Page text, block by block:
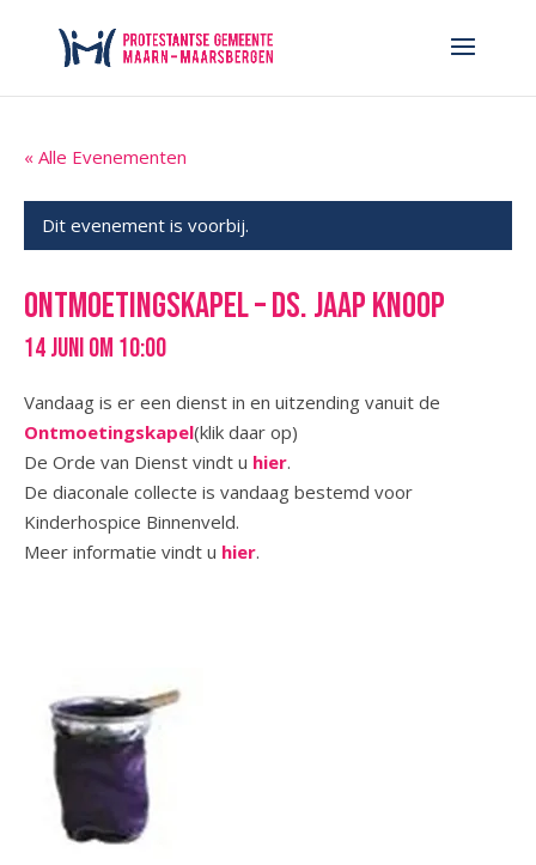
« Alle Evenementen
Dit evenement is voorbij.
Ontmoetingskapel – ds. Jaap Knoop
14 juni om 10:00
Vandaag is er een dienst in en uitzending vanuit de
Ontmoetingskapel(klik daar op)
De Orde van Dienst vindt u hier.
De diaconale collecte is vandaag bestemd voor
Kinderhospice Binnenveld.
Meer informatie vindt u hier.